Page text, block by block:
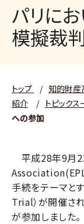
パリに
模擬裁
トップ / 知的財産
紹介
/ トピック
への参加
平成28年9月
手続をテーマと
Trial）が開催さ
が参加しました。